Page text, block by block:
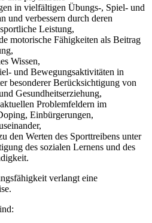
in vielfältigen Übungs-, Spiel- und
und verbessern durch deren
Leistung,
motorische Fähigkeiten als Beitrag
Wissen,
und Bewegungsaktivitäten in
besonderer Berücksichtigung von
Gesundheitserziehung,
Problemfeldern im
Einbürgerungen,
den Werten des Sporttreibens unter
des sozialen Lernens und des
verlangt eine